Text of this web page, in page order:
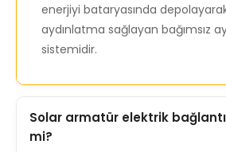
enerjiyi bataryasında
aydınlatma sağlayan bağımsız
sistemidir.
Solar armatür elektrik
mi?